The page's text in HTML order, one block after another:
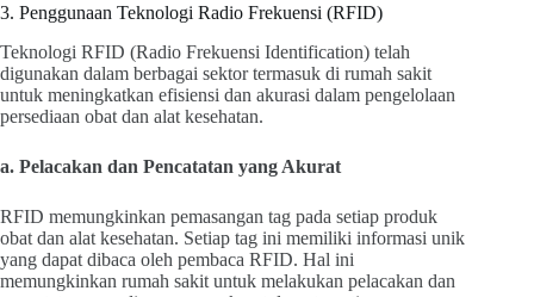
3. Penggunaan Teknologi Radio Frekuensi (RFID)
Teknologi RFID (Radio Frekuensi Identification) telah
digunakan dalam berbagai sektor termasuk di rumah sakit
untuk meningkatkan efisiensi dan akurasi dalam pengelolaan
persediaan obat dan alat kesehatan.
a. Pelacakan dan Pencatatan yang Akurat
RFID memungkinkan pemasangan tag pada setiap produk
obat dan alat kesehatan. Setiap tag ini memiliki informasi unik
yang dapat dibaca oleh pembaca RFID. Hal ini
memungkinkan rumah sakit untuk melakukan pelacakan dan